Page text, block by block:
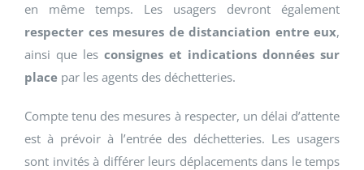
en même temps. Les usagers devront également
respecter ces mesures de distanciation entre eux,
ainsi que les consignes et indications données sur
place par les agents des déchetteries.
Compte tenu des mesures à respecter, un délai d’attente
est à prévoir à l’entrée des déchetteries. Les usagers
sont invités à différer leurs déplacements dans le temps